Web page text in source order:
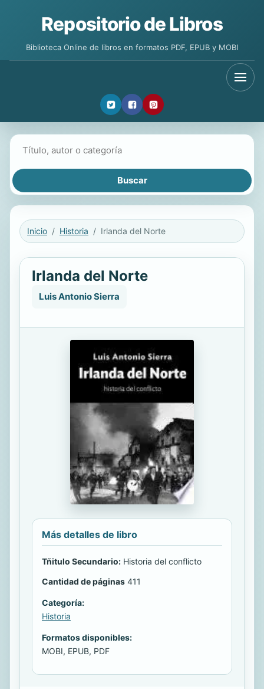
Repositorio de Libros
Biblioteca Online de libros en formatos PDF, EPUB y MOBI
Inicio Historia Irlanda del Norte
Irlanda del Norte
Luis Antonio Sierra
Más detalles de libro
Tñitulo Secundario: Historia del conflicto
Cantidad de páginas 411
Categoría:
Historia
Formatos disponibles:
MOBI, EPUB, PDF